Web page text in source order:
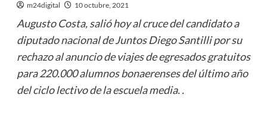
m24digital 10 octubre, 2021
Augusto Costa, salió hoy al cruce del candidato a
diputado nacional de Juntos Diego Santilli por su
rechazo al anuncio de viajes de egresados gratuitos
para 220.000 alumnos bonaerenses del último año
del ciclo lectivo de la escuela media. .